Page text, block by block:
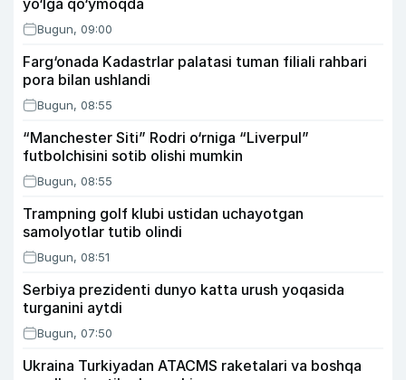
yo‘lga qo‘ymoqda
Bugun, 09:00
Farg‘onada Kadastrlar palatasi tuman filiali rahbari
pora bilan ushlandi
Bugun, 08:55
“Manchester Siti” Rodri o‘rniga “Liverpul”
futbolchisini sotib olishi mumkin
Bugun, 08:55
Trampning golf klubi ustidan uchayotgan
samolyotlar tutib olindi
Bugun, 08:51
Serbiya prezidenti dunyo katta urush yoqasida
turganini aytdi
Bugun, 07:50
Ukraina Turkiyadan ATACMS raketalari va boshqa